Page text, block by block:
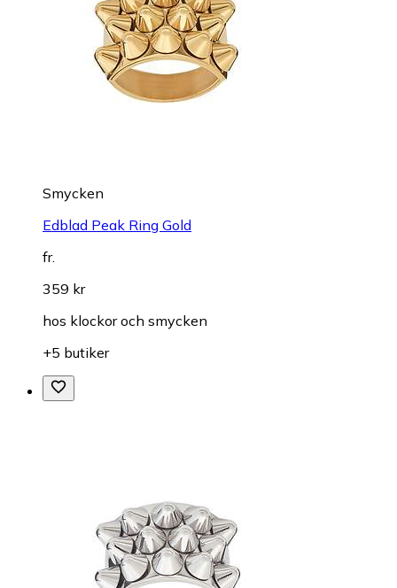
Smycken
Edblad Peak Ring Gold
fr.
359 kr
hos klockor och smycken
+5 butiker